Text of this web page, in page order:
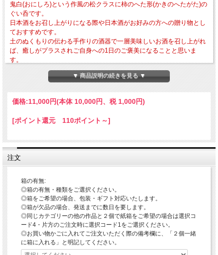
鬼白(おにしろ)という作風の松クラスに柿のへた形(かきのへたがた)の
ぐい呑です。
日本酒をお召し上がりになる際や日本酒がお好みの方への贈り物とし
ておすすめです。
土のぬくもりの伝わる手作りの酒器で一層美味しいお酒を召し上がれ
ば、癒しがプラスされご自身への1日のご褒美になることと思いま
す。
・外寸法-径約68mm×高さ約42mm ・作品重量-約71g ・満水容量-約70cc
・電子レンジ・食器洗浄乾燥機の使用OK 直火・ガスオーブン・冷凍庫の使用は
NG
当店ではこの器で一層美味しくお召し上がりいただくために、口当たり・持ちやす
又、当店は【伝統的工芸品萩焼】として作陶しており和食器には薬品によるコーテ
【酒器とお酒の相性】
燗・熱燗など)が違うことから、酒器の口作りの広がり・全体の大きさなどにも相
性の良さがあるようです。
その日、召し上がるお酒によって酒器をお選びいただくことで、日本酒を召し上が
る楽しみが一層広がるかもしれません。
◎香りが高いお酒－口径が広がった形状の酒器
◎熟成タイプのお酒－美しい色調の酒器
◎軽快なタイプのお酒－小さめの酒器
◎コクのあるタイプのお酒－じっくり召し上がれる酒器
▼ 商品説明の続きを見る ▼
価格:11,000円(本体 10,000円、税 1,000円)
[ポイント還元 110ポイント～]
注文
箱の有無:
◎箱の有無・種類をご選択ください。
◎箱をご希望の場合、包装・ギフト対応いたします。
◎箱が欠品の場合、発送までに数日を要します。
◎同じカテゴリーの他の作品と２個で紙箱をご希望の場合は選択コ
ード4・片方のご注文時に選択コード1をご選択ください。
◎お買い物かごに入れてご注文いただく際の備考欄に、「２個一緒
に箱に入れる」と明記してください。